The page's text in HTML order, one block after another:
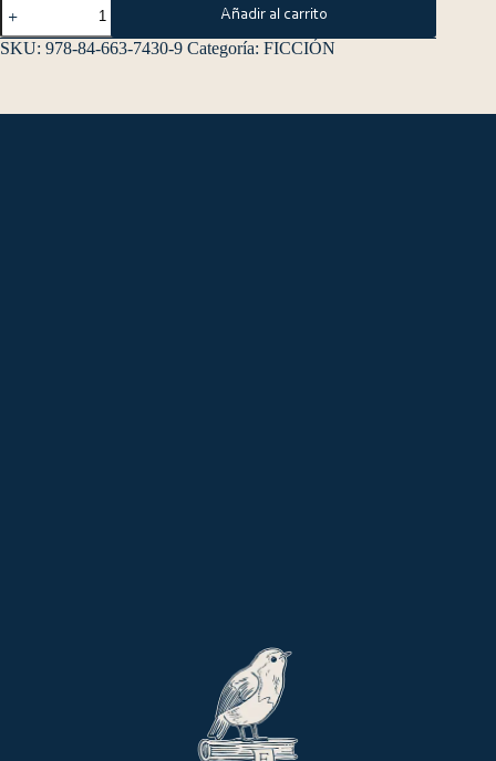
Añadir al carrito
SKU: 978-84-663-7430-9 Categoría: FICCIÓN